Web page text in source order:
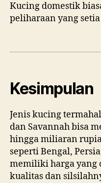
Kucing domestik
peliharaan yang
Kesimpulan
Jenis kucing
dan Savannah bisa
hingga miliaran
seperti Bengal,
memiliki harga yang
kualitas dan